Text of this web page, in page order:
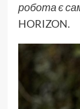
робота є
HORIZON.